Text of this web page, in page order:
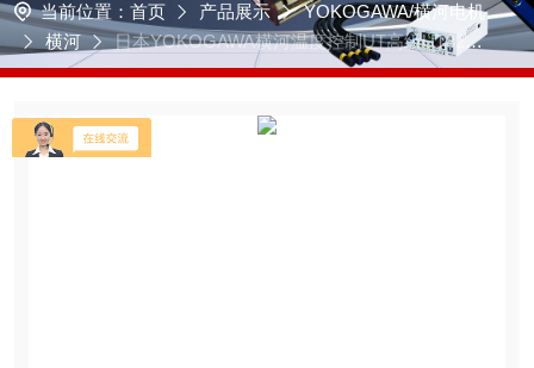
当前位置： 首页 产品展示
YOKOGAWA/横河电机
横河
日本YOKOGAWA横河温度控制UT高级UT32A-
D